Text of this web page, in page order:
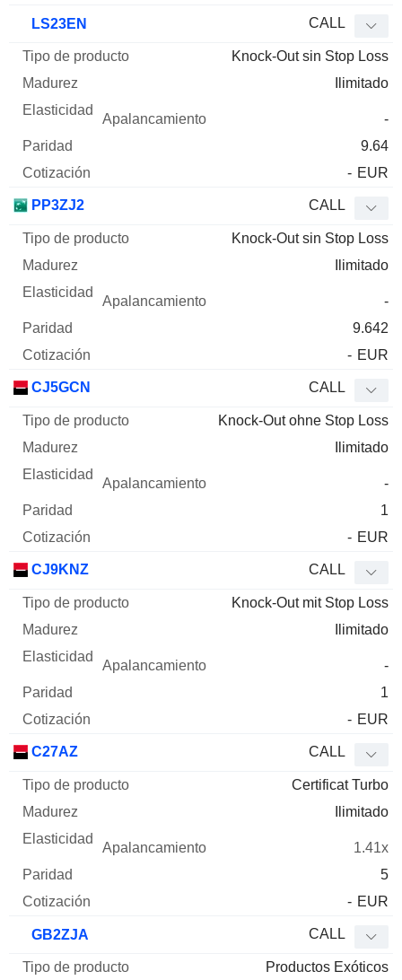
LS23EN CALL
Knock-Out sin Stop Loss
Ilimitado
-
9.64
- EUR
PP3ZJ2 CALL
Knock-Out sin Stop Loss
Ilimitado
-
9.642
- EUR
CJ5GCN CALL
Knock-Out ohne Stop Loss
Ilimitado
-
1
- EUR
CJ9KNZ CALL
Knock-Out mit Stop Loss
Ilimitado
-
1
- EUR
C27AZ CALL
Certificat Turbo
Ilimitado
1.41x
5
- EUR
GB2ZJA CALL
Productos Exóticos